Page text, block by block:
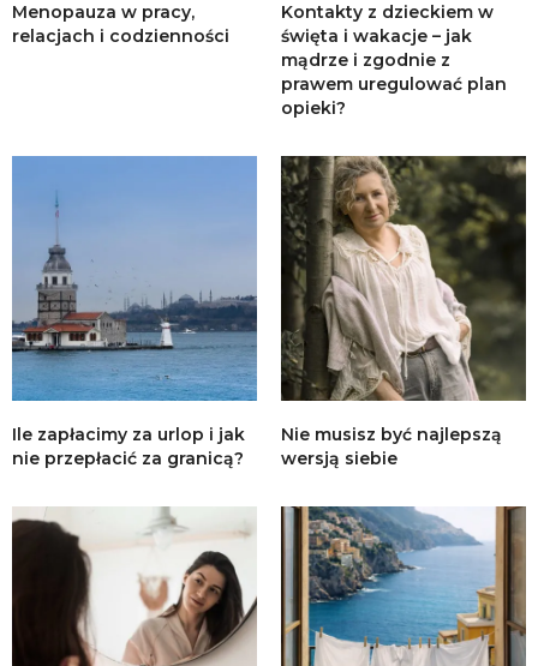
Menopauza w pracy,
relacjach i codzienności
Kontakty z dzieckiem w
święta i wakacje – jak
mądrze i zgodnie z
prawem uregulować plan
opieki?
Ile zapłacimy za urlop i jak
nie przepłacić za granicą?
Nie musisz być najlepszą
wersją siebie